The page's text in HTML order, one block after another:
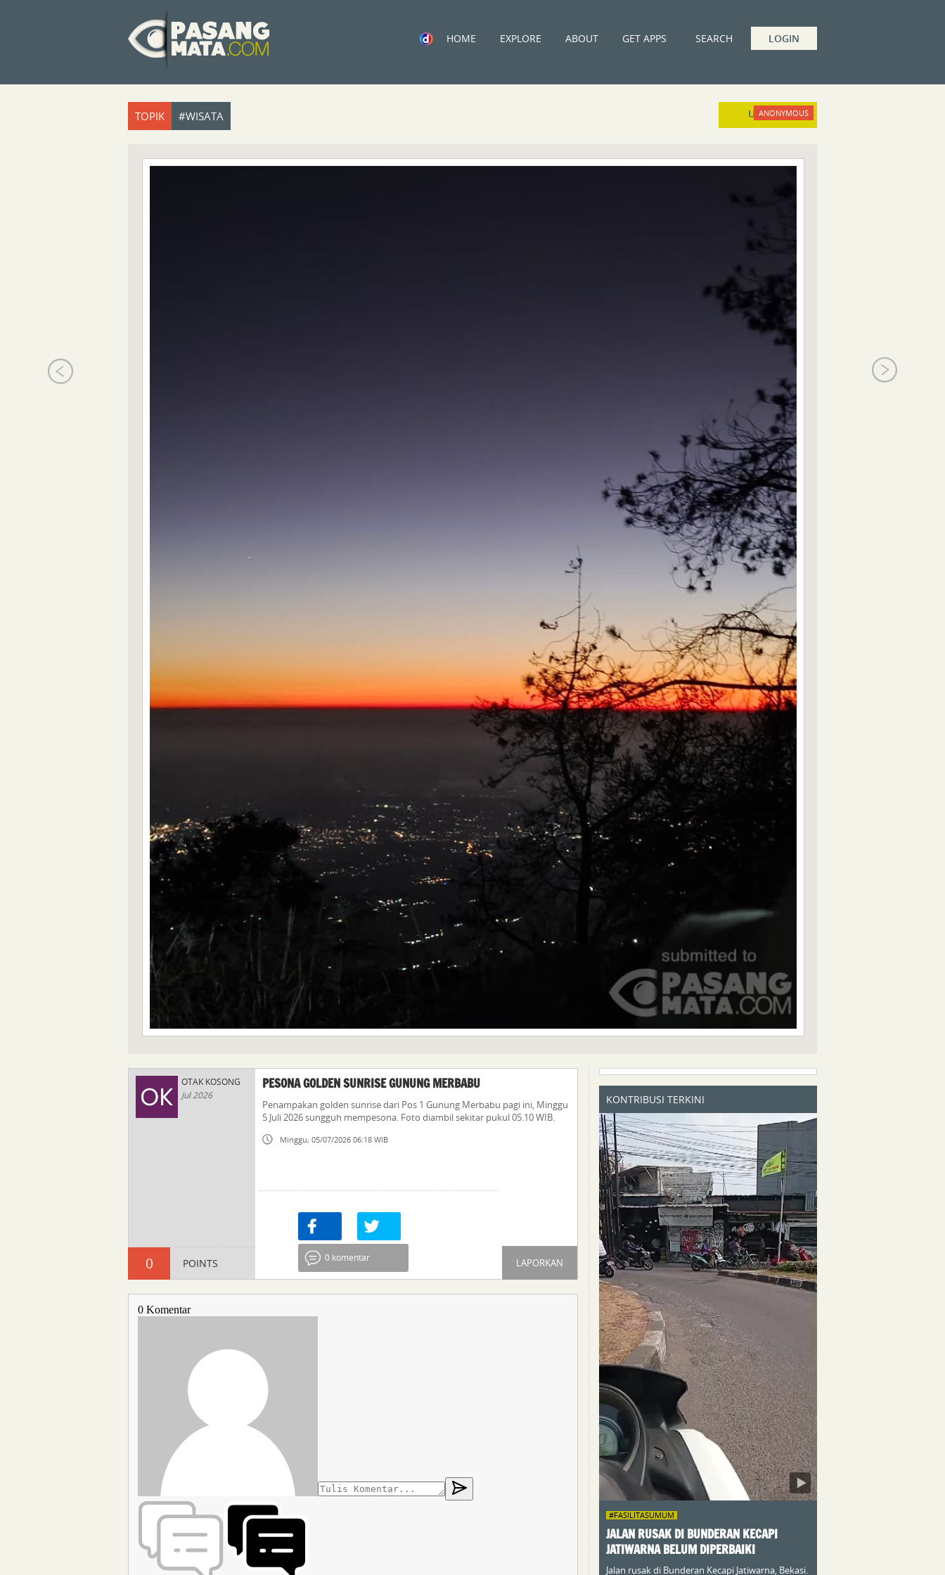
HOME EXPLORE ABOUT GET APPS SEARCH LOGIN
TOPIK #WISATA UPLOAD
OTAK KOSONG
Jul 2026
0 POINTS
PESONA GOLDEN SUNRISE GUNUNG MERBABU
Penampakan golden sunrise dari Pos 1 Gunung Merbabu pagi ini, Minggu
5 Juli 2026 sungguh mempesona. Foto diambil sekitar pukul 05.10 WIB.
Minggu, 05/07/2026 06:18 WIB
Share
0 komentar LAPORKAN
KONTRIBUSI TERKINI
ANONYMOUS
#FASILITASUMUM
JALAN RUSAK DI BUNDERAN KECAPI
JATIWARNA BELUM DIPERBAIKI
Jalan rusak di Bunderan Kecapi Jatiwarna, Bekasi.